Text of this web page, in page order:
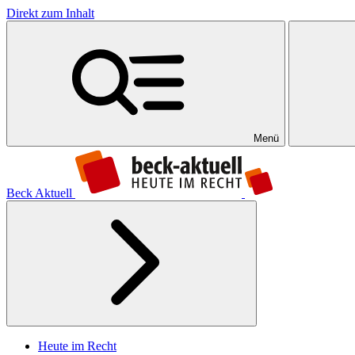
Direkt zum Inhalt
Menü
Beck Aktuell
Heute im Recht